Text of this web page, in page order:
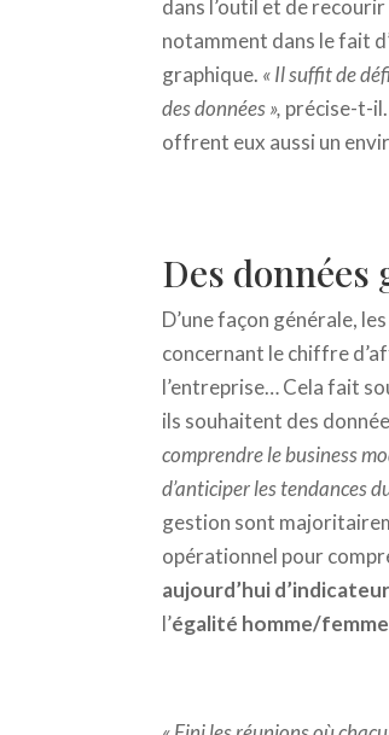
dans l’outil et de
notamment dans le fait
graphique. « Il suffit de
des données », précise-t-il.
offrent eux aussi un
Des
D’une façon générale,
concernant le chiffre
l’entreprise… Cela fait
ils souhaitent des
comprendre le business
d’anticiper les tendances
gestion sont
opérationnel pour
aujourd’hui
l’égalité homme/femme